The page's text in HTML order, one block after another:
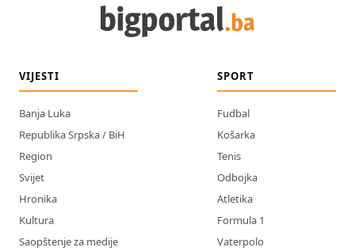
VIJESTI
Banja Luka
Republika Srpska / BiH
Region
Svijet
Hronika
Kultura
Saopštenje za medije
SPORT
Fudbal
Košarka
Tenis
Odbojka
Atletika
Formula 1
Vaterpolo